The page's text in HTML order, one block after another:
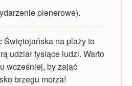
plenerowe).
Świętojańska na plaży to
udział tysiące ludzi. Warto
wcześniej, by zająć
brzegu morza!